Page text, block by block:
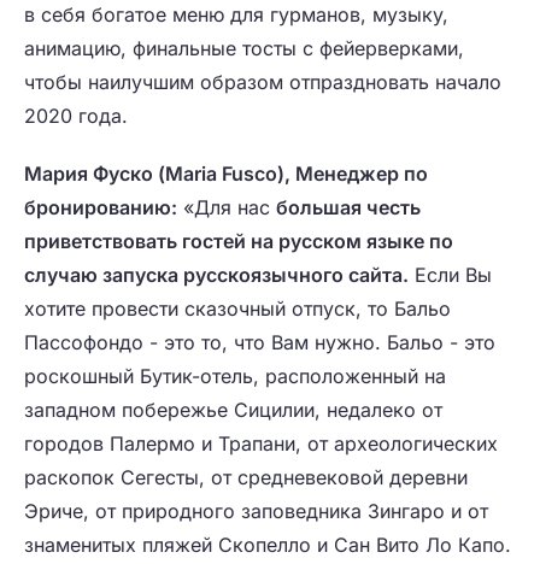
в себя богатое меню для гурманов, музыку,
анимацию, финальные тосты с фейерверками,
чтобы наилучшим образом отпраздновать начало
2020 года.
Мария Фуско (Maria Fusco), Менеджер по
бронированию: «Для нас большая честь
приветствовать гостей на русском языке по
случаю запуска русскоязычного сайта. Если Вы
хотите провести сказочный отпуск, то Бальо
Пассофондо - это то, что Вам нужно. Бальо - это
роскошный Бутик-отель, расположенный на
западном побережье Сицилии, недалеко от
городов Палермо и Трапани, от археологических
раскопок Сегесты, от средневековой деревни
Эриче, от природного заповедника Зингаро и от
знаменитых пляжей Скопелло и Сан Вито Ло Капо.